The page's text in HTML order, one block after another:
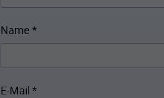
Name *
E-Mail *